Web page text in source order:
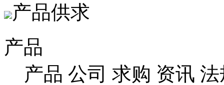
产品供求
产品
产品 公司 求购 资讯 法